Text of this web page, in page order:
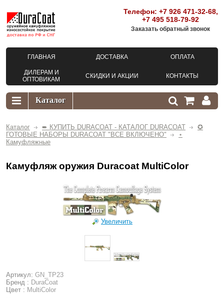
Телефон: +7 926 471-32-68,
+7 495 518-79-92
Заказать обратный звонок
ГЛАВНАЯ ДОСТАВКА ОПЛАТА
ДИЛЕРАМ И
ОПТОВИКАМ
СКИДКИ И АКЦИИ КОНТАКТЫ
Каталог ➨ КУПИТЬ DURACOAT - КАТАЛОГ DURACOAT
✪
ГОТОВЫЕ НАБОРЫ DURACOAT "ВСЕ ВКЛЮЧЕНО"
⋆
Камуфляжные
Камуфляж оружия Duracoat MultiColor
Увеличить
Артикул: GN_TP23
Бренд : DuraCoat
Цвет : MultiColor